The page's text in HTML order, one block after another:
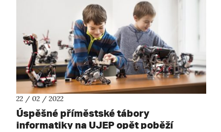
22 / 02 / 2022
Úspěšné příměstské tábory
informatiky na UJEP opět poběží